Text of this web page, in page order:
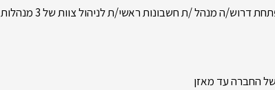
לחברה קמעונאית יציבה ומתפתחת דרוש/ה מנהל /ת חשבונות ראשי/ת לניהול צוות של 3 מנהלות
החברה עד מאזן